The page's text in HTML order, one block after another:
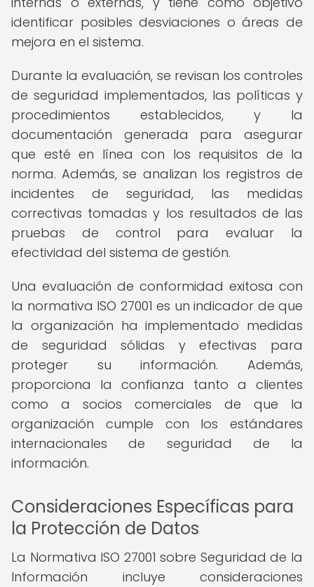
identificar posibles desviaciones o áreas de
mejora en el sistema.
Durante la evaluación, se revisan los controles
de seguridad implementados, las políticas y
procedimientos establecidos, y la
documentación generada para asegurar
que esté en línea con los requisitos de la
norma. Además, se analizan los registros de
incidentes de seguridad, las medidas
correctivas tomadas y los resultados de las
pruebas de control para evaluar la
efectividad del sistema de gestión.
Una evaluación de conformidad exitosa con
la normativa ISO 27001 es un indicador de que
la organización ha implementado medidas
de seguridad sólidas y efectivas para
proteger su información. Además,
proporciona la confianza tanto a clientes
como a socios comerciales de que la
organización cumple con los estándares
internacionales de seguridad de la
información.
Consideraciones Específicas para
la Protección de Datos
La Normativa ISO 27001 sobre Seguridad de la
Información incluye consideraciones